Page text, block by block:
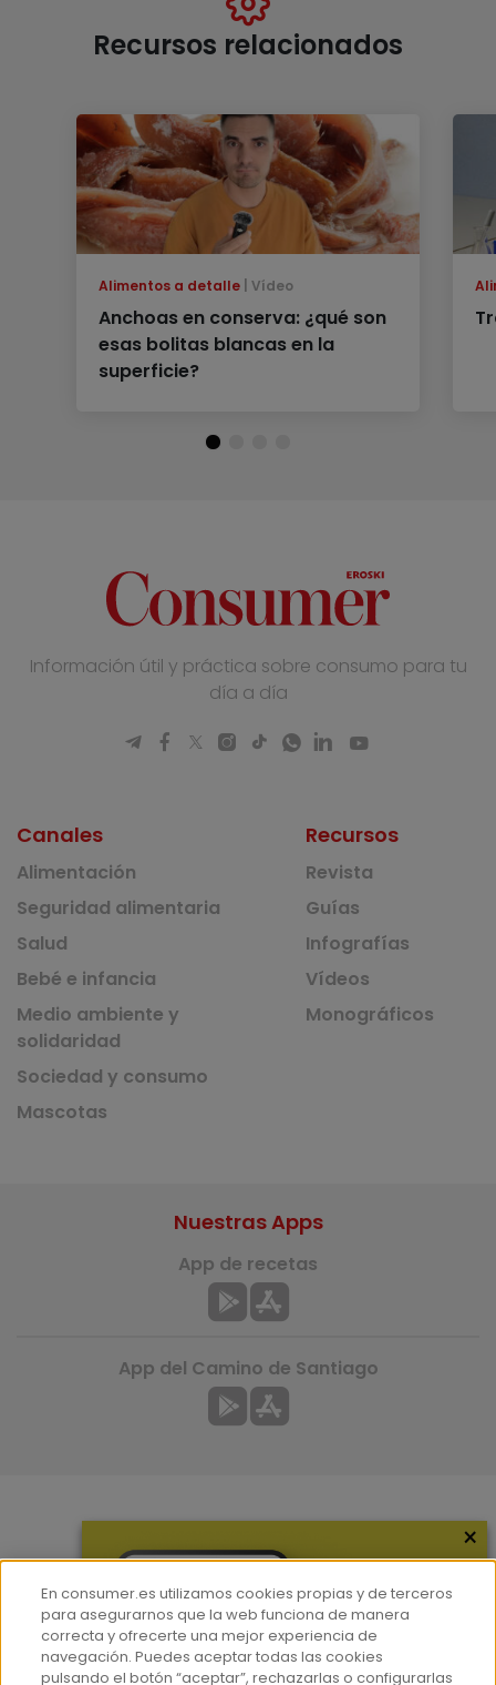
Recursos relacionados
Alimentos a detalle Vídeo
Anchoas en conserva: ¿qué son
esas bolitas blancas en la
superficie?
Información útil y práctica sobre consumo para tu
día a día
Canales
Alimentación
Seguridad alimentaria
Salud
Bebé e infancia
Medio ambiente y
solidaridad
Sociedad y consumo
Mascotas
Recursos
Revista
Guías
Infografías
Vídeos
Monográficos
Hemeroteca
Contacto
Nuestras Apps
App de recetas
App del Camino de Santiago
×
En consumer.es utilizamos cookies propias y de terceros
para asegurarnos que la web funciona de manera
correcta y ofrecerte una mejor experiencia de
navegación. Puedes aceptar todas las cookies
pulsando el botón “aceptar”, rechazarlas o configurarlas